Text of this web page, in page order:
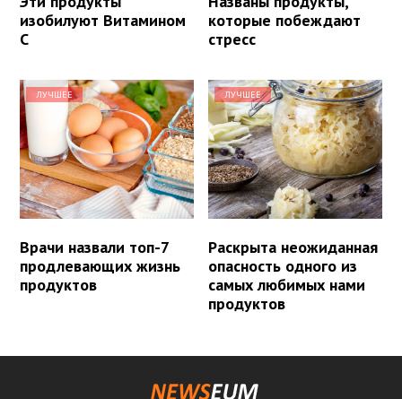
изобилуют Витамином
С
которые побеждают
стресс
ЛУЧШЕЕ
Врачи назвали топ-7
продлевающих жизнь
продуктов
ЛУЧШЕЕ
Раскрыта неожиданная
опасность одного из
самых любимых нами
продуктов